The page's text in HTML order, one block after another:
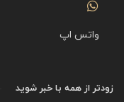
واتس اپ
زودتر از همه با خبر شوید